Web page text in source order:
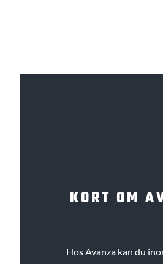
KORT OM
Hos Avanza kan du